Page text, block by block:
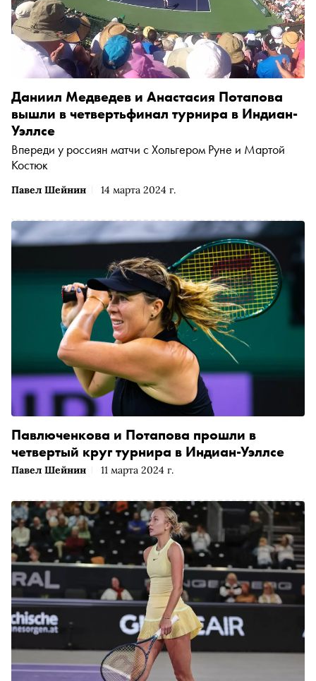
Павел Шейнин 14 марта 2024 г.
Даниил Медведев и Анастасия Потапова
вышли в четвертьфинал турнира в Индиан-
Уэллсе
Впереди у россиян матчи с Хольгером Руне и Мартой
Костюк
Павел Шейнин 11 марта 2024 г.
Павлюченкова и Потапова прошли в
четвертый круг турнира в Индиан-Уэллсе